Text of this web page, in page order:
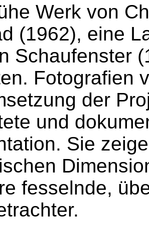
Werk von
(1962), eine
Schaufenster
Fotografien
der
und
Sie
fesselnde,